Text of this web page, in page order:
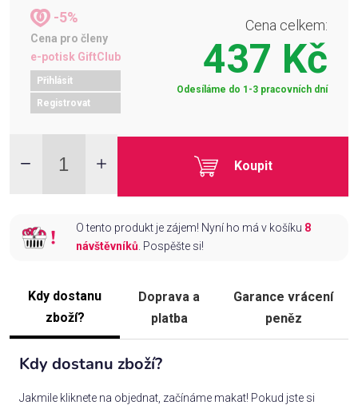
-5%
Cena pro členy
e-potisk GiftClub
Přihlásit
Registrovat
Cena celkem:
437 Kč
Odesíláme do 1-3 pracovních dní
Koupit
O tento produkt je zájem! Nyní ho má v košíku 8
návštěvníků. Pospěšte si!
Kdy dostanu
zboží?
Doprava a
platba
Garance vrácení
peněz
Kdy dostanu zboží?
Jakmile kliknete na objednat, začínáme makat! Pokud jste si